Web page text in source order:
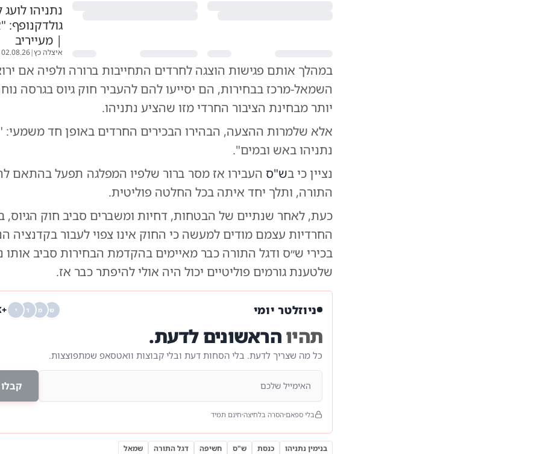
נתניהו
| מעייריב
איצלה כץ|
02.08.26
במהלך אותם פגישות הוצגה לחרדים התחייבות ברורה ולפיה אם
השמאל-מרכז בבחירות, הם יסייעו להם להעביר חוק גיוס בגרסה
יותר מבחינת הציבור החרדי מזו שהציע נתניהו.
אלא שלמרות ההצעה, הבהירו הבכירים החרדים באופן חד משמעי:
נתניהו באש ובמים".
נציין כי בש"ס העבירו אז מסר ברור שלפיו המפלגה תפעל בהתאם
התורה, ותלך יחד איתה בכל החלטה פוליטית.
כעת, לאחר שנתיים של הבטחות, דחיות ומשברים סביב חוק הגיוס,
החרדיות עצמם מודים למעשה כי החוק אינו צפוי לעבור בקדנציה
בכירי ש״ס ודגל התורה כבר מאיימים בהקדמת הבחירות סביב אותו
שלטענת גורמים פוליטיים יכול היה אולי להיפתר כבר אז.
ניוזלטר יומי ש מ ד י +68K
תהיוהראשונים לדעת.
כל מה שצריך לדעת. בלי הסחות דעת ובלי קבוצות וואטסאפ שמתפוצצות.
בלי ספאם הסרה בלחיצה חינם תמיד
בנימין נתניהו כנסת ש"ס חשיפה דגל התורה שמאל